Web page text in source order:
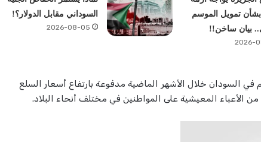
تمويل الموسم
بيان ساخن!!
2026-
السوداني مقابل الدولار؟!
2026-08-05
السودان خلال الأشهر الماضية مدفوعة بارتفاع أسعار السلع
من الأعباء المعيشية على المواطنين في مختلف أنحاء البلاد.